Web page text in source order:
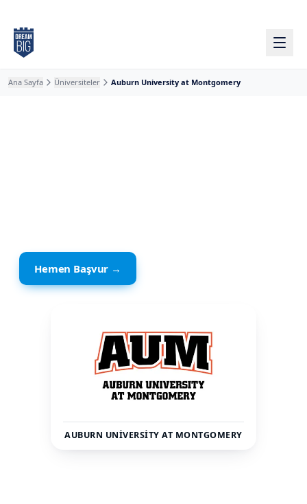
Ana Sayfa Üniversiteler Auburn University at Montgomery
Hemen Başvur →
AUBURN UNIVERSITY AT MONTGOMERY